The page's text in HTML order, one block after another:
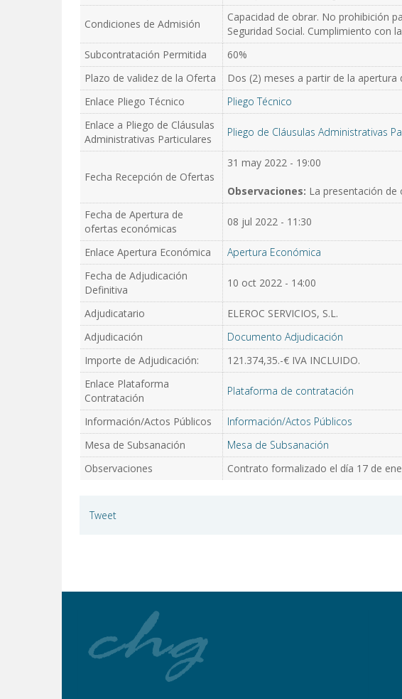
Condiciones de Admisión
Capacidad de obrar. No prohibición
Seguridad Social. Cumplimiento con
Subcontratación Permitida
60%
Plazo de validez de la Oferta
Dos (2) meses a partir de la apertura
Enlace Pliego Técnico
Pliego Técnico
Enlace a Pliego de Cláusulas
Administrativas Particulares
Pliego de Cláusulas Administrativas
Fecha Recepción de Ofertas
31 may 2022 - 19:00
Observaciones: La presentación de
Fecha de Apertura de
ofertas económicas
08 jul 2022 - 11:30
Enlace Apertura Económica
Apertura Económica
Fecha de Adjudicación
Definitiva
10 oct 2022 - 14:00
Adjudicatario
ELEROC SERVICIOS, S.L.
Adjudicación
Documento Adjudicación
Importe de Adjudicación:
121.374,35.-€ IVA INCLUIDO.
Enlace Plataforma
Contratación
Plataforma de contratación
Información/Actos Públicos
Información/Actos Públicos
Mesa de Subsanación
Mesa de Subsanación
Observaciones
Contrato formalizado el día 17 de
Tweet